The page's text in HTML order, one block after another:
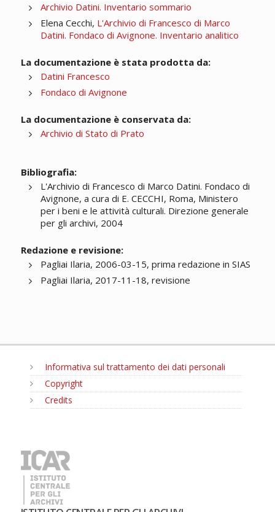
Archivio Datini. Inventario sommario
Elena Cecchi, L'Archivio di Francesco di Marco
Datini. Fondaco di Avignone. Inventario analitico
La documentazione è stata prodotta da:
Datini Francesco
Fondaco di Avignone
La documentazione è conservata da:
Archivio di Stato di Prato
Bibliografia:
L'Archivio di Francesco di Marco Datini. Fondaco di
Avignone, a cura di E. CECCHI, Roma, Ministero
per i beni e le attività culturali. Direzione generale
per gli archivi, 2004
Redazione e revisione:
Pagliai Ilaria, 2006-03-15, prima redazione in SIAS
Pagliai Ilaria, 2017-11-18, revisione
Informativa sul trattamento dei dati personali
Copyright
Credits